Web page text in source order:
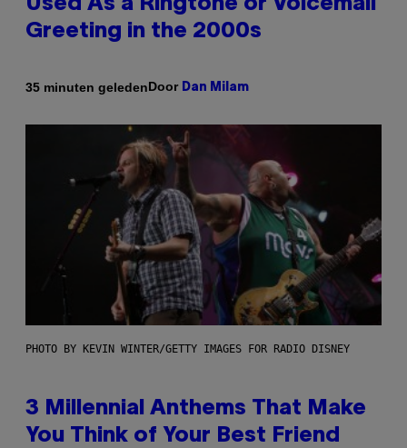
Used As a Ringtone or Voicemail
Greeting in the 2000s
35 minuten geledenDoor Dan Milam
PHOTO BY KEVIN WINTER/GETTY IMAGES FOR RADIO DISNEY
3 Millennial Anthems That Make
You Think of Your Best Friend